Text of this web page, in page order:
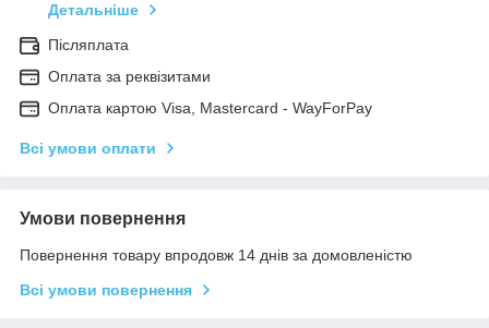
Детальніше
Післяплата
Оплата за реквізитами
Оплата картою Visa, Mastercard - WayForPay
Всі умови оплати
Умови повернення
Повернення товару впродовж 14 днів за домовленістю
Всі умови повернення